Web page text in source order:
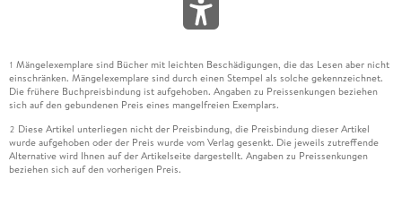
1 Mängelexemplare sind Bücher mit leichten Beschädigungen, die das Lesen aber nicht
einschränken. Mängelexemplare sind durch einen Stempel als solche gekennzeichnet.
Die frühere Buchpreisbindung ist aufgehoben. Angaben zu Preissenkungen beziehen
sich auf den gebundenen Preis eines mangelfreien Exemplars.
2 Diese Artikel unterliegen nicht der Preisbindung, die Preisbindung dieser Artikel
wurde aufgehoben oder der Preis wurde vom Verlag gesenkt. Die jeweils zutreffende
Alternative wird Ihnen auf der Artikelseite dargestellt. Angaben zu Preissenkungen
beziehen sich auf den vorherigen Preis.